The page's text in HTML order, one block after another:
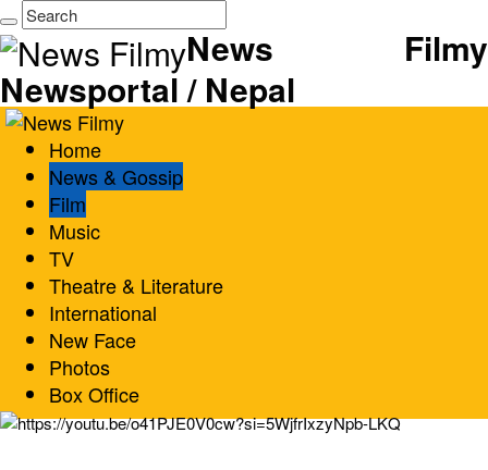
News Filmy
Newsportal / Nepal
Home
News & Gossip
Film
Music
TV
Theatre & Literature
International
New Face
Photos
Box Office